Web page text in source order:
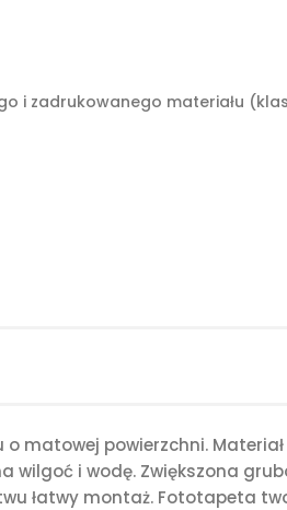
i zadrukowanego materiału
powierzchni.
i wodę. Zwiększona
łatwy montaż. Fototapeta